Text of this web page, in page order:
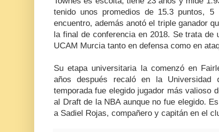
tenido unos promedios de 15.3 puntos,
encuentro, además anotó el triple ganador
la final de conferencia en 2018. Se trata de
UCAM Murcia tanto en defensa como en
Su etapa universitaria la comenzó en
años después recaló en la Universidad
temporada fue elegido jugador más valioso
al Draft de la NBA aunque no fue elegido.
a Sadiel Rojas, compañero y capitán en el